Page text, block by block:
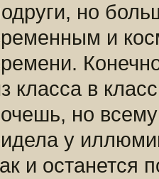
но
и
класса в
но
у
и останется